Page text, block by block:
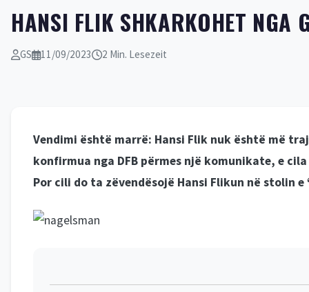
HANSI FLIK SHKARKOHET NGA
GS 11/09/2023 2 Min. Lesezeit
Vendimi është marrë: Hansi Flik nuk është më
konfirmua nga DFB përmes një komunikate, e
Por cili do ta zëvendësojë Hansi Flikun në stolin e